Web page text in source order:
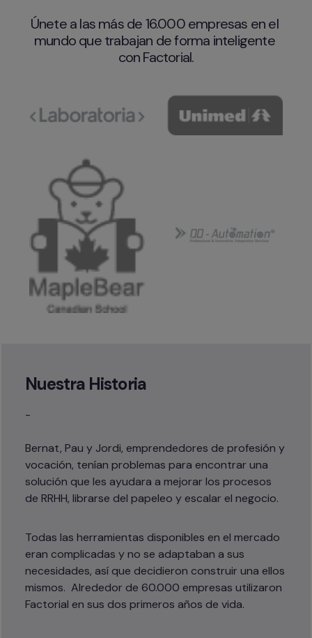
Únete a las más de 16.000 empresas en el
mundo que trabajan de forma inteligente
con Factorial.
Nuestra Historia
-
Bernat, Pau y Jordi, emprendedores de profesión y
vocación, tenían problemas para encontrar una
solución que les ayudara a mejorar los procesos
de RRHH, librarse del papeleo y escalar el negocio.
Todas las herramientas disponibles en el mercado
eran complicadas y no se adaptaban a sus
necesidades, así que decidieron construir una ellos
mismos.  Alrededor de 60.000 empresas utilizaron
Factorial en sus dos primeros años de vida.